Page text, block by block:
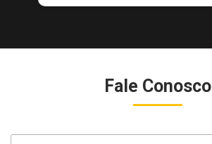
Fale Conosco